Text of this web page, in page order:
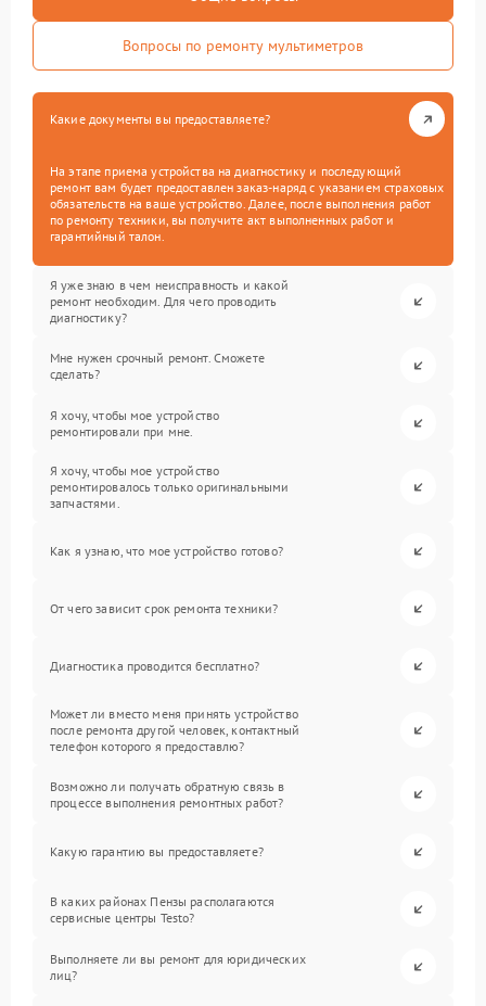
Вопросы по ремонту мультиметров
Какие документы вы предоставляете?
На этапе приема устройства на диагностику и последующий
ремонт вам будет предоставлен заказ-наряд с указанием страховых
обязательств на ваше устройство. Далее, после выполнения работ
по ремонту техники, вы получите акт выполненных работ и
гарантийный талон.
Я уже знаю в чем неисправность и какой
ремонт необходим. Для чего проводить
диагностику?
Мне нужен срочный ремонт. Сможете
сделать?
Я хочу, чтобы мое устройство
ремонтировали при мне.
Я хочу, чтобы мое устройство
ремонтировалось только оригинальными
запчастями.
Как я узнаю, что мое устройство готово?
От чего зависит срок ремонта техники?
Диагностика проводится бесплатно?
Может ли вместо меня принять устройство
после ремонта другой человек, контактный
телефон которого я предоставлю?
Возможно ли получать обратную связь в
процессе выполнения ремонтных работ?
Какую гарантию вы предоставляете?
В каких районах Пензы располагаются
сервисные центры Testo?
Выполняете ли вы ремонт для юридических
лиц?